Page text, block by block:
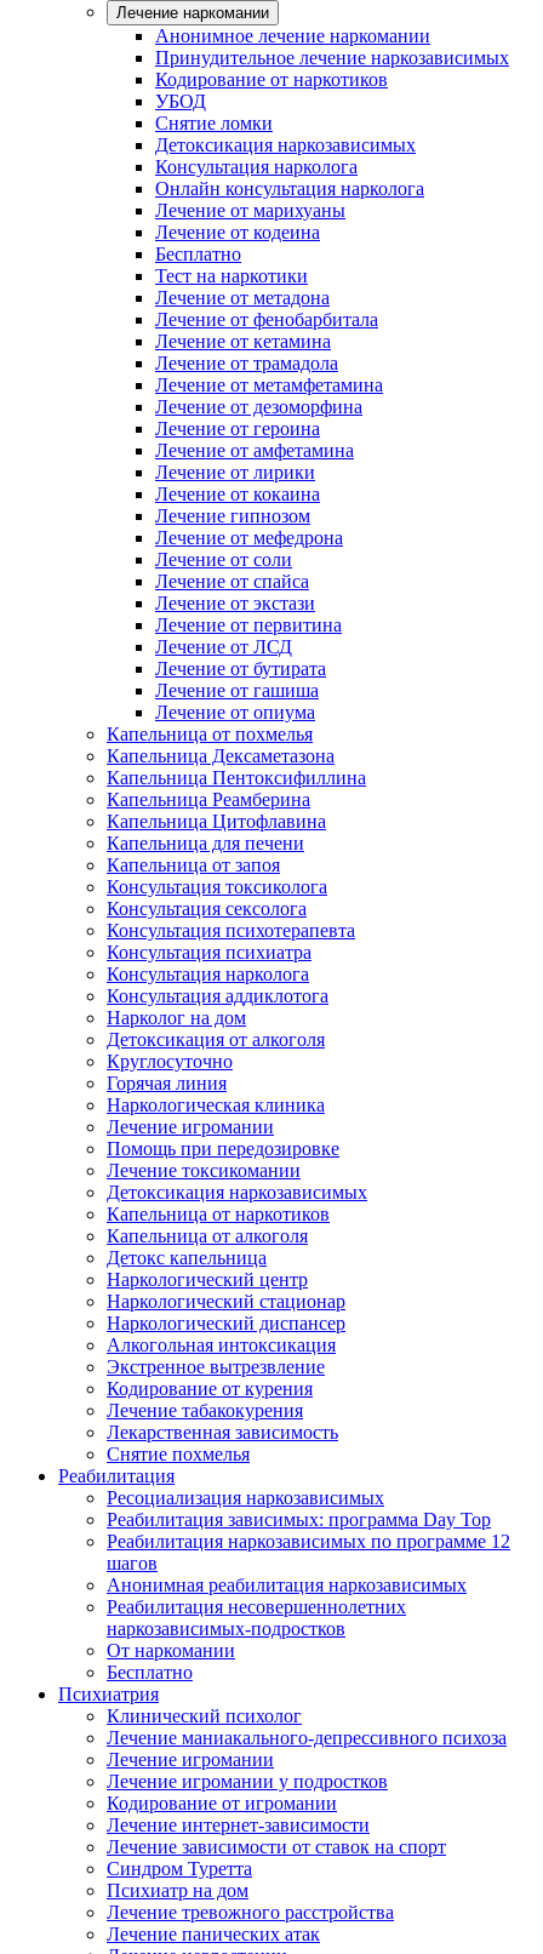
Лечение наркомании
Анонимное лечение наркомании
Принудительное лечение наркозависимых
Кодирование от наркотиков
УБОД
Снятие ломки
Детоксикация наркозависимых
Консультация нарколога
Онлайн консультация нарколога
Лечение от марихуаны
Лечение от кодеина
Бесплатно
Тест на наркотики
Лечение от метадона
Лечение от фенобарбитала
Лечение от кетамина
Лечение от трамадола
Лечение от метамфетамина
Лечение от дезоморфина
Лечение от героина
Лечение от амфетамина
Лечение от лирики
Лечение от кокаина
Лечение гипнозом
Лечение от мефедрона
Лечение от соли
Лечение от спайса
Лечение от экстази
Лечение от первитина
Лечение от ЛСД
Лечение от бутирата
Лечение от гашиша
Лечение от опиума
Капельница от похмелья
Капельница Дексаметазона
Капельница Пентоксифиллина
Капельница Реамберина
Капельница Цитофлавина
Капельница для печени
Капельница от запоя
Консультация токсиколога
Консультация сексолога
Консультация психотерапевта
Консультация психиатра
Консультация нарколога
Консультация аддиклотога
Нарколог на дом
Детоксикация от алкоголя
Круглосуточно
Горячая линия
Наркологическая клиника
Лечение игромании
Помощь при передозировке
Лечение токсикомании
Детоксикация наркозависимых
Капельница от наркотиков
Капельница от алкоголя
Детокс капельница
Наркологический центр
Наркологический стационар
Наркологический диспансер
Алкогольная интоксикация
Экстренное вытрезвление
Кодирование от курения
Лечение табакокурения
Лекарственная зависимость
Снятие похмелья
Реабилитация
Ресоциализация наркозависимых
Реабилитация зависимых: программа Day Top
Реабилитация наркозависимых по программе 12
шагов
Анонимная реабилитация наркозависимых
Реабилитация несовершеннолетних
наркозависимых-подростков
От наркомании
Бесплатно
Психиатрия
Клинический психолог
Лечение маниакального-депрессивного психоза
Лечение игромании
Лечение игромании у подростков
Кодирование от игромании
Лечение интернет-зависимости
Лечение зависимости от ставок на спорт
Синдром Туретта
Психиатр на дом
Лечение тревожного расстройства
Лечение панических атак